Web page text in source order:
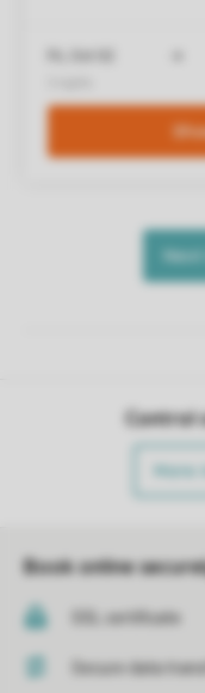
Book online
SSL certificate
Secure data